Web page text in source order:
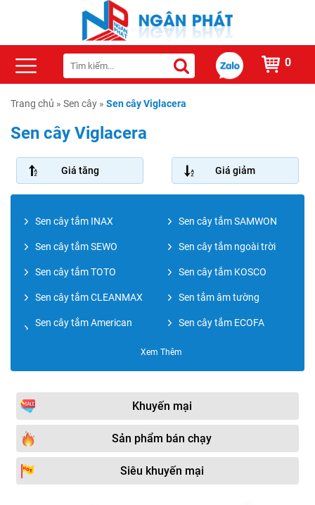
0
Trang chủ » Sen cây » Sen cây Viglacera
Sen cây Viglacera
Giá tăng Giá giảm
Sen cây tắm INAX Sen cây tắm SAMWON
Sen cây tắm SEWO Sen cây tắm ngoài trời
Sen cây tắm TOTO Sen cây tắm KOSCO
Sen cây tắm CLEANMAX Sen tắm âm tường
Sen cây tắm American
Sen cây tắm ECOFA
Sen cây mạ vàng
Sen cây tắm Kohler Sen cây tắm DaelimBath
Sen cây tắm Kagol Sen cây nhiệt độ
Sen cây tắm Hafele Sen cây tắm Classic
Xem Thêm
Khuyến mại
Sản phẩm bán chạy
Siêu khuyến mại